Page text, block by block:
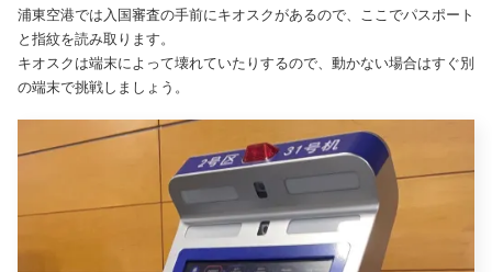
浦東空港では入国審査の手前にキオスクがあるので、ここでパスポート
と指紋を読み取ります。
キオスクは端末によって壊れていたりするので、動かない場合はすぐ別
の端末で挑戦しましょう。